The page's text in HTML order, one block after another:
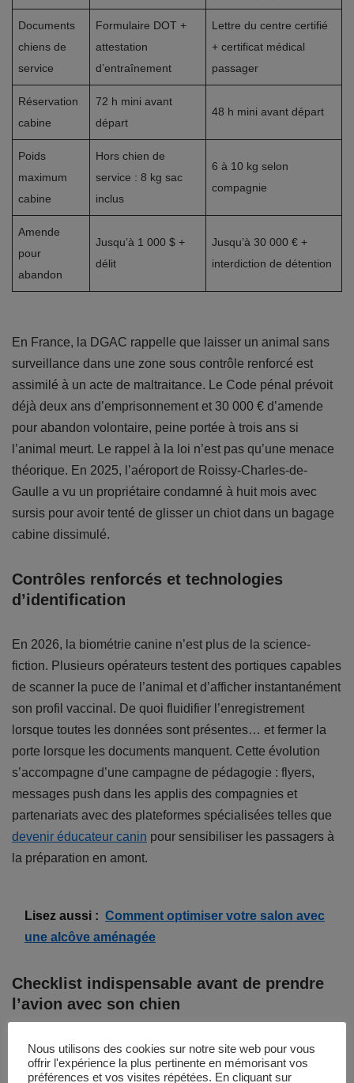
Documents
chiens de
service
Formulaire DOT +
attestation
d’entraînement
Lettre du centre certifié
+ certificat médical
passager
Réservation
cabine
72 h mini avant
départ
48 h mini avant départ
Poids
maximum
cabine
Hors chien de
service : 8 kg sac
inclus
6 à 10 kg selon
compagnie
Amende
pour
abandon
Jusqu’à 1 000 $ +
délit
Jusqu’à 30 000 € +
interdiction de détention
En France, la DGAC rappelle que laisser un animal sans
surveillance dans une zone sous contrôle renforcé est
assimilé à un acte de maltraitance. Le Code pénal prévoit
déjà deux ans d’emprisonnement et 30 000 € d’amende
pour abandon volontaire, peine portée à trois ans si
l’animal meurt. Le rappel à la loi n’est pas qu’une menace
théorique. En 2025, l’aéroport de Roissy-Charles-de-
Gaulle a vu un propriétaire condamné à huit mois avec
sursis pour avoir tenté de glisser un chiot dans un bagage
cabine dissimulé.
Contrôles renforcés et technologies
d’identification
En 2026, la biométrie canine n’est plus de la science-
fiction. Plusieurs opérateurs testent des portiques capables
de scanner la puce de l’animal et d’afficher instantanément
son profil vaccinal. De quoi fluidifier l’enregistrement
lorsque toutes les données sont présentes… et fermer la
porte lorsque les documents manquent. Cette évolution
s’accompagne d’une campagne de pédagogie : flyers,
messages push dans les applis des compagnies et
partenariats avec des plateformes spécialisées telles que
devenir éducateur canin pour sensibiliser les passagers à
la préparation en amont.
Lisez aussi : Comment optimiser votre salon avec
une alcôve aménagée
Checklist indispensable avant de prendre
l’avion avec son chien
Pour éviter toute mauvaise surprise et bannir
définitivement l’abandonnement, les vétérinaires
Nous utilisons des cookies sur notre site web pour vous
offrir l'expérience la plus pertinente en mémorisant vos
préférences et vos visites répétées. En cliquant sur